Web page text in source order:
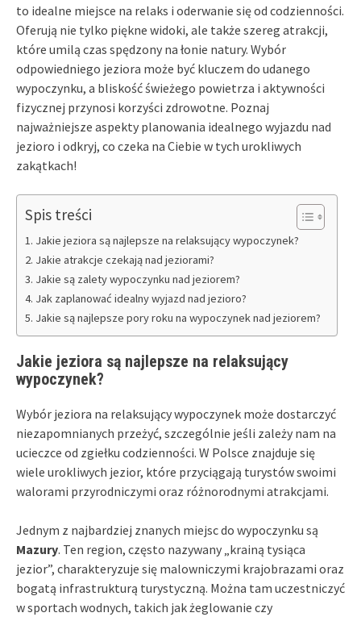
to idealne miejsce na relaks i oderwanie się od codzienności.
Oferują nie tylko piękne widoki, ale także szereg atrakcji,
które umilą czas spędzony na łonie natury. Wybór
odpowiedniego jeziora może być kluczem do udanego
wypoczynku, a bliskość świeżego powietrza i aktywności
fizycznej przynosi korzyści zdrowotne. Poznaj
najważniejsze aspekty planowania idealnego wyjazdu nad
jezioro i odkryj, co czeka na Ciebie w tych urokliwych
zakątkach!
Spis treści
Jakie jeziora są najlepsze na relaksujący wypoczynek?
Jakie atrakcje czekają nad jeziorami?
Jakie są zalety wypoczynku nad jeziorem?
Jak zaplanować idealny wyjazd nad jezioro?
Jakie są najlepsze pory roku na wypoczynek nad jeziorem?
Jakie jeziora są najlepsze na relaksujący
wypoczynek?
Wybór jeziora na relaksujący wypoczynek może dostarczyć
niezapomnianych przeżyć, szczególnie jeśli zależy nam na
ucieczce od zgiełku codzienności. W Polsce znajduje się
wiele urokliwych jezior, które przyciągają turystów swoimi
walorami przyrodniczymi oraz różnorodnymi atrakcjami.
Jednym z najbardziej znanych miejsc do wypoczynku są
Mazury. Ten region, często nazywany „krainą tysiąca
jezior”, charakteryzuje się malowniczymi krajobrazami oraz
bogatą infrastrukturą turystyczną. Można tam uczestniczyć
w sportach wodnych, takich jak żeglowanie czy